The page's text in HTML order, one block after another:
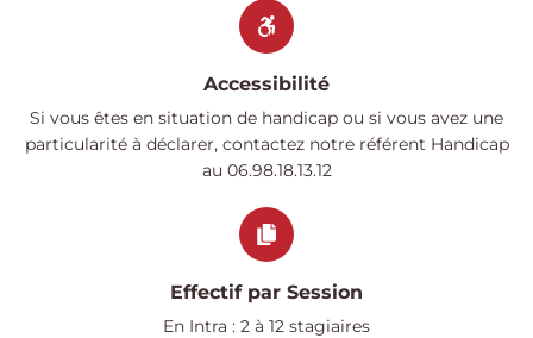
Accessibilité
Si vous êtes en situation de handicap ou si vous avez une
particularité à déclarer, contactez notre référent Handicap
au 06.98.18.13.12
Effectif par Session
En Intra : 2 à 12 stagiaires